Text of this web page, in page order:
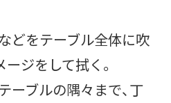
どをテーブル全体に吹
ジをして拭く。
ーブルの隅々まで、丁